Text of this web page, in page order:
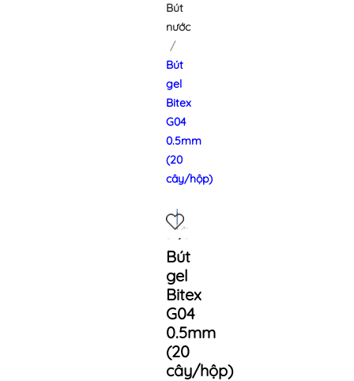
Bút
nước
Bút
gel
Bitex
G04
0.5mm
(20
cây/hộp)
Bút
gel
Bitex
G04
0.5mm
(20
cây/hộp)